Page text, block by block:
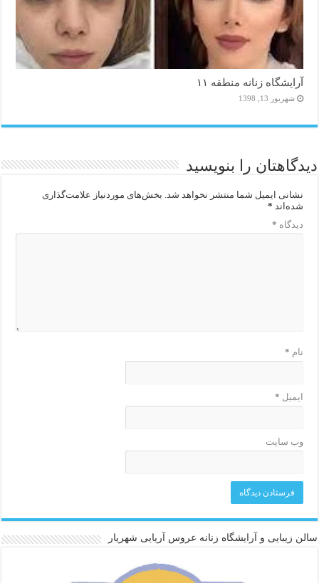
آرایشگاه زنانه منطقه ۱۱
شهریور 13, 1398
دیدگاهتان را بنویسید
نشانی ایمیل شما منتشر نخواهد شد. بخش‌های موردنیاز علامت‌گذاری
شده‌اند *
دیدگاه *
نام *
ایمیل *
وب‌ سایت
سالن زیبایی و آرایشگاه زنانه عروس آریایی شهریار